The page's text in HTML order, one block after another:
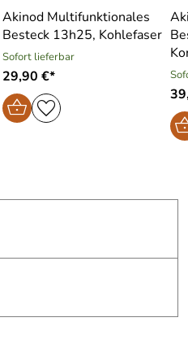
Akinod Multifunktionales
Besteck 13h25, Kohlefaser
Sofort lieferbar
29,90 €*